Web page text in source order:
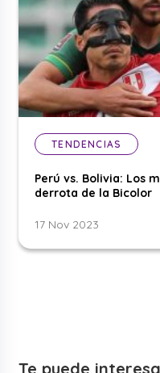
TENDENCIAS
Perú vs. Bolivia: Los
derrota de la Bicolor
17 Nov 2023
Te puede